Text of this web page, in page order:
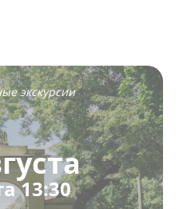
экскурсии
13:30